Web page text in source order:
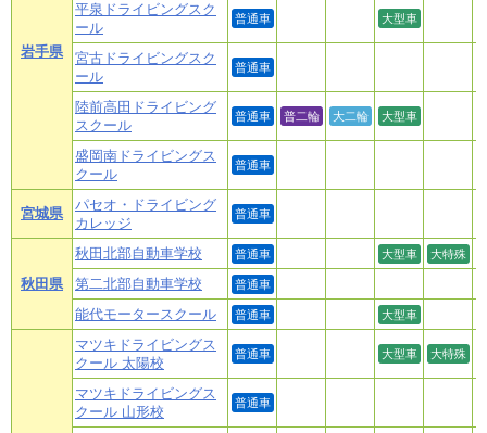
岩手県
平泉ドライビングスク
ール
普通車 大型車
宮古ドライビングスク
ール
普通車
陸前高田ドライビング
スクール
普通車 普二輪 大二輪 大型車
盛岡南ドライビングス
クール
普通車
宮城県
パセオ・ドライビング
カレッジ
普通車
秋田県
秋田北部自動車学校 普通車 大型車 大特殊
第二北部自動車学校 普通車
能代モータースクール 普通車 大型車
マツキドライビングス
クール 太陽校
普通車 大型車 大特殊
マツキドライビングス
クール 山形校
普通車